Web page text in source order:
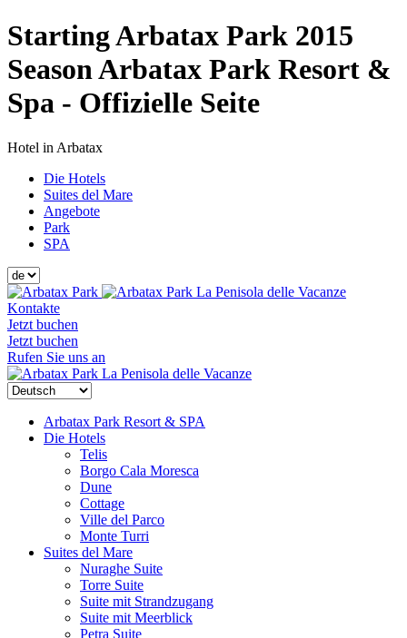
Starting Arbatax Park 2015
Season Arbatax Park Resort &
Spa - Offizielle Seite
Hotel in Arbatax
Die Hotels
Suites del Mare
Angebote
Park
SPA
La Penisola delle Vacanze
Kontakte
Jetzt buchen
Jetzt buchen
Rufen Sie uns an
La Penisola delle Vacanze
Arbatax Park Resort & SPA
Die Hotels
Telis
Borgo Cala Moresca
Dune
Cottage
Ville del Parco
Monte Turri
Suites del Mare
Nuraghe Suite
Torre Suite
Suite mit Strandzugang
Suite mit Meerblick
Petra Suite